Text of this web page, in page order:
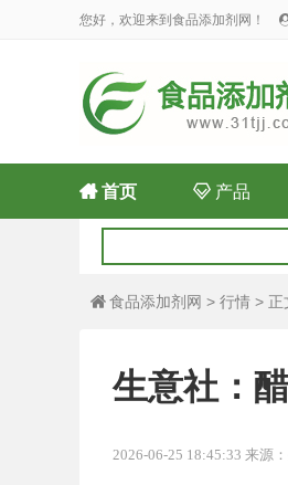
您好，欢迎来到食品添加剂网！
首页 产品
 食品添加剂网 > 行情 > 正
生意社：
2026-06-25 18:45:33 来源